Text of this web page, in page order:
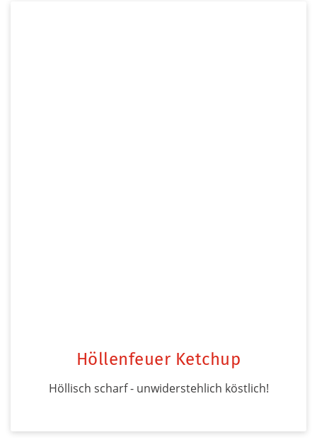
Höllenfeuer Ketchup
Höllisch scharf - unwiderstehlich köstlich!